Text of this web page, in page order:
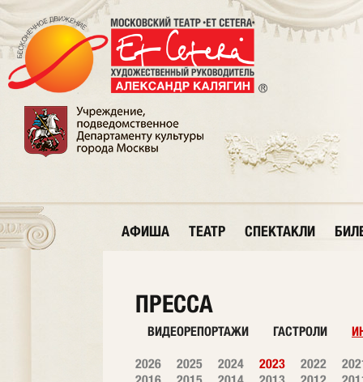
АФИША ТЕАТР СПЕКТАКЛИ
ПРЕССА
ВИДЕОРЕПОРТАЖИ ГАСТРОЛИ
2026 2025 2024 2023 2022